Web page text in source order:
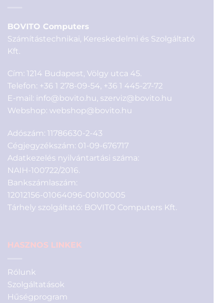
BOVITO Computers
Számítástechnikai, Kereskedelmi és Szolgáltató
Kft.
Cím: 1214 Budapest, Völgy utca 45.
Telefon: +36 1 278-09-54, +36 1 445-27-72
E-mail: info@bovito.hu, szerviz@bovito.hu
Webshop: webshop@bovito.hu
Adószám: 11786630-2-43
Cégjegyzékszám: 01-09-676717
Adatkezelés nyilvántartási száma:
NAIH-100722/2016.
Bankszámlaszám:
12012156-01064096-00100005
Tárhely szolgáltató: BOVITO Computers Kft.
HASZNOS LINKEK
Rólunk
Szolgáltatások
Hűségprogram